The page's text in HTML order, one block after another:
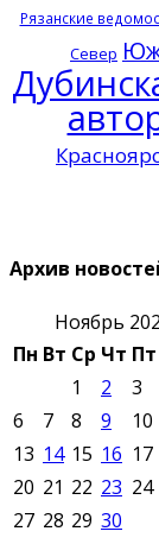
Рязанские
Север
Архив
Ноябрь
Пн Вт Ср Чт Пт
1
2 3
6
7 8 9 10
13 14 15 16 17
20 21 22 23 24
27 28 29 30